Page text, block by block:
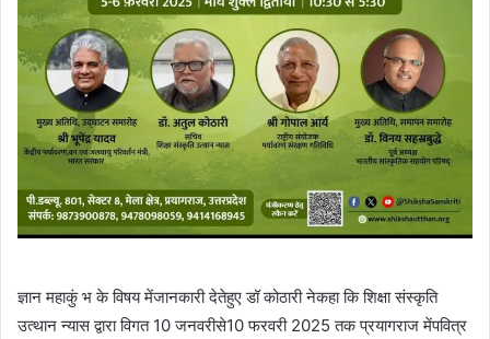
ज्ञान महाकुं भ के विषय मेंजानकारी देतेहुए डॉ कोठारी नेकहा कि शिक्षा संस्कृति
उत्थान न्यास द्वारा विगत 10 जनवरीसे10 फरवरी 2025 तक प्रयागराज मेंपवित्र